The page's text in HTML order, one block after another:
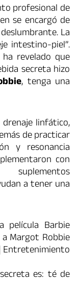
profesional de
se encargó de
La
intestino-piel”.
revelado que
secreta hizo
, tenga una
linfático,
de practicar
y resonancia
con
a tener una
es: té de